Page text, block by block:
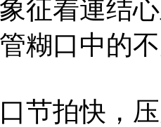
征着連结
糊口中的
节拍快，